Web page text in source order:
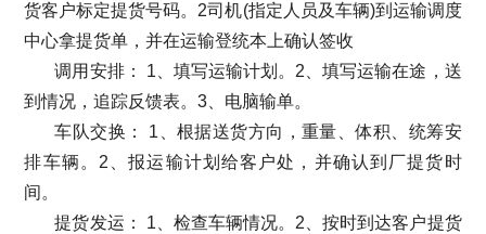
货客户标定提货号码。2司机(指定人员及车辆)到运输调度
中心拿提货单，并在运输登统本上确认签收
调用安排： 1、填写运输计划。2、填写运输在途，送
到情况，追踪反馈表。3、电脑输单。
车队交换： 1、根据送货方向，重量、体积、统筹安
排车辆。2、报运输计划给客户处，并确认到厂提货时
间。
提货发运： 1、检查车辆情况。2、按时到达客户提货